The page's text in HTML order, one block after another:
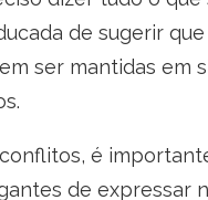
de sugerir
ser mantidas em
é
de expressar